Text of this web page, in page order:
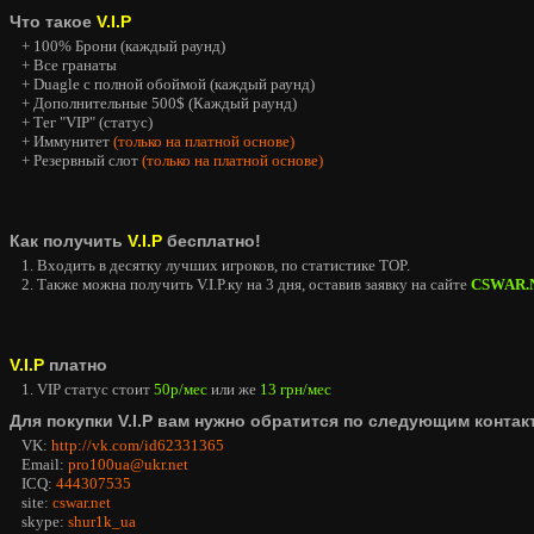
Что такое V.I.P
+ 100% Брони (каждый раунд)
+ Все гранаты
+ Duagle с полной обоймой (каждый раунд)
+ Дополнительные 500$ (Каждый раунд)
+ Тег "VIP" (статус)
+ Иммунитет (только на платной основе)
+ Резервный слот (только на платной основе)
Как получить V.I.P бесплатно!
1. Входить в десятку лучших игроков, по статистике TOP.
2. Также можна получить V.I.P.ку на 3 дня, оставив заявку на сайте
V.I.P платно
1. VIP статус стоит 50р/мес или же 13 грн/мес
Для покупки V.I.P вам нужно обратится по следующим
VK: http://vk.com/id62331365
Email: pro100ua@ukr.net
ICQ: 444307535
site: cswar.net
skype: shur1k_ua